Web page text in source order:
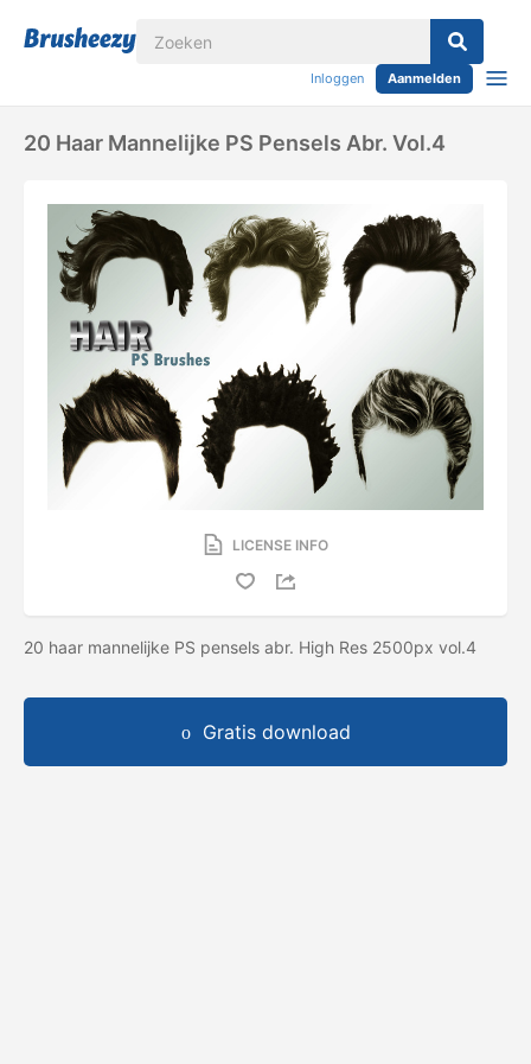
Inloggen Aanmelden
20 Haar Mannelijke PS Pensels Abr. Vol.4
LICENSE INFO
20 haar mannelijke PS pensels abr. High Res 2500px vol.4
Gratis download